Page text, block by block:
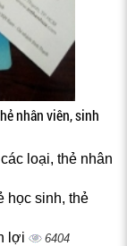
nhân viên, sinh
loại, thẻ nhân
học sinh, thẻ
lợi 6404